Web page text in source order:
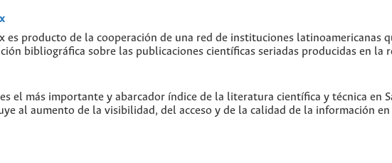
es producto de la cooperación de una red de instituciones latinoamericanas
bibliográfica sobre las publicaciones científicas seriadas producidas en la
es el más importante y abarcador índice de la literatura científica y técnica en
al aumento de la visibilidad, del acceso y de la calidad de la información en